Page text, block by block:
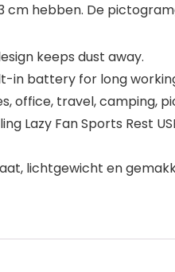
hebben. De
keeps dust away.
in battery for long
office, travel, camping,
Lazy Fan Sports Rest
lichtgewicht en